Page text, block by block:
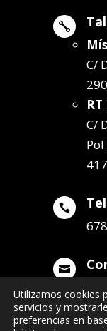

C/
C/


Utilizamos cookies
servicios y
preferencias en